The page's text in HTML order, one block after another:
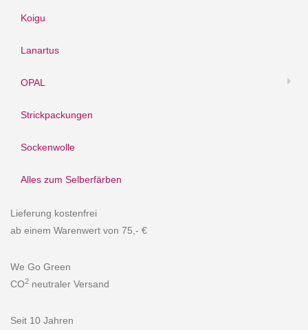
Koigu
Lanartus
OPAL
Strickpackungen
Sockenwolle
Alles zum Selberfärben
Lieferung kostenfrei
ab einem Warenwert von 75,- €
We Go Green
CO2 neutraler Versand
Seit 10 Jahren